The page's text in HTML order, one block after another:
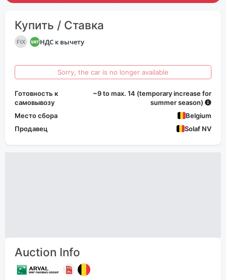
Купить / Ставка
FIX НДС к вычету
Sorry, the car is no longer available
Готовность к
самовывозу
~9 to max. 14 (temporary increase for
summer season)
Место сбора
Belgium
Продавец
Solaf NV
Auction Info